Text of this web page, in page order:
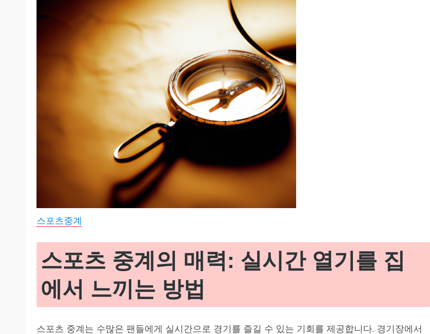
스포츠중계
스포츠 중계의 매력: 실시간 열기를 집
에서 느끼는 방법
스포츠 중계는 수많은 팬들에게 실시간으로 경기를 즐길 수 있는 기회를 제공합니다. 경기장에서